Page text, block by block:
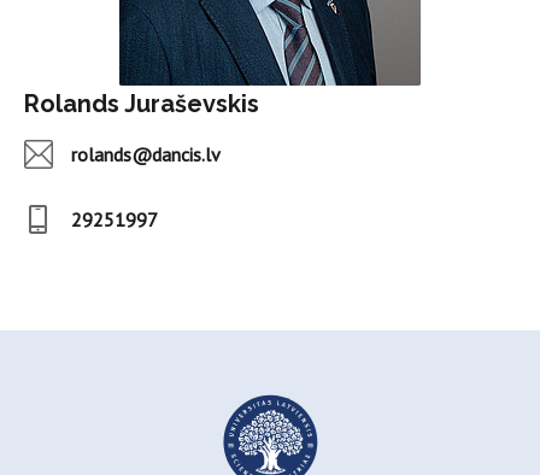
Rolands Juraševskis
rolands@dancis.lv
29251997